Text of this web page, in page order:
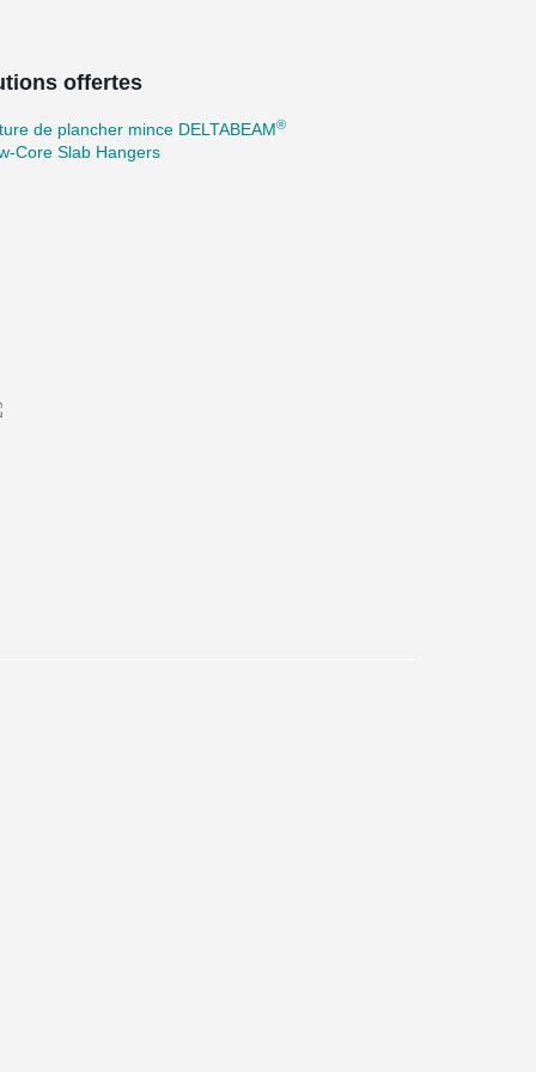
offertes
de plancher mince DELTABEAM®
Core Slab Hangers